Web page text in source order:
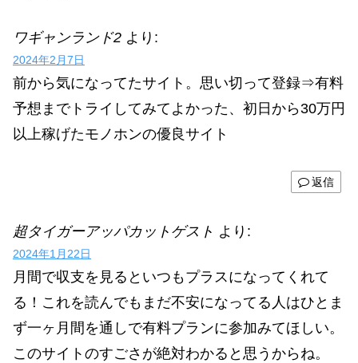
ワギャンランド2 より:
2024年2月7日
前から気になってたサイト。思い切って登録⇒有料
予想までトライしてみてよかった、初日から30万円
以上稼げたモノホンの優良サイト
返信
超タイガーアッパカットゲスト より:
2024年1月22日
月間で収支を見るといつもプラスになってくれて
る！これを読んでもまだ不安になってる人はひとま
ず一ヶ月間を通しで有料プランに参加みてほしい。
このサイトのすごさが絶対わかると思うからね。